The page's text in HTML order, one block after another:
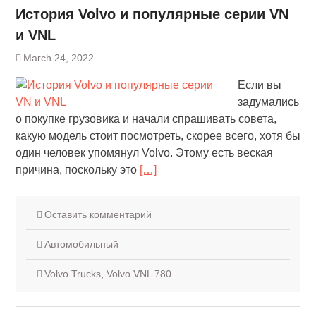
История Volvo и популярные серии VN
и VNL
March 24, 2022
Если вы
задумались
о покупке грузовика и начали спрашивать совета,
какую модель стоит посмотреть, скорее всего, хотя бы
один человек упомянул Volvo. Этому есть веская
причина, поскольку это […]
Оставить комментарий
Автомобильный
Volvo Trucks, Volvo VNL 780